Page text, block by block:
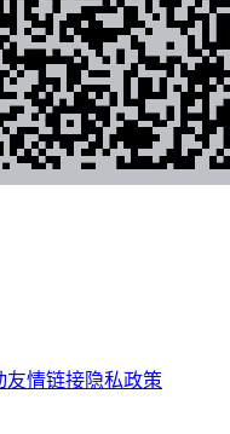
友情链接隐私政策